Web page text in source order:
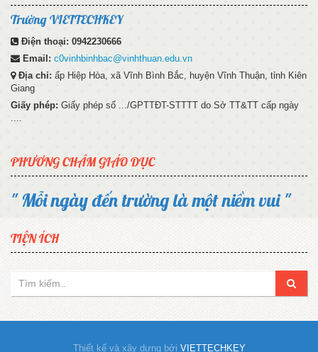
Trường VIETTECHKEY
Điện thoại: 0942230666
Email: c0vinhbinhbac@vinhthuan.edu.vn
Địa chỉ: ấp Hiệp Hòa, xã Vĩnh Bình Bắc, huyện Vĩnh Thuận, tỉnh Kiên
Giang
Giấy phép: Giấy phép số .../GPTTĐT-STTTT do Sở TT&TT cấp ngày
PHƯƠNG CHÂM GIÁO DỤC
" Mỗi ngày đến trường là một niềm vui "
TIỆN ÍCH
Thiết kế và xây dựng bởi VIETTECHKEY